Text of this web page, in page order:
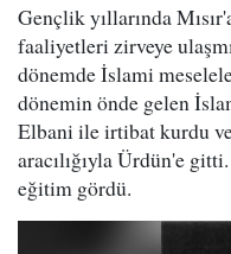
Gençlik yıllarında
faaliyetleri zirveye
dönemde İslami
dönemin önde gelen
Elbani ile irtibat kurdu
aracılığıyla Ürdün'e
eğitim gördü.